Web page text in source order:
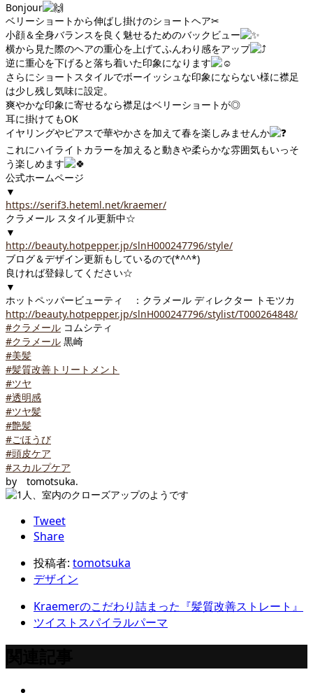
Bonjour
ベリーショートから伸ばし掛けのショートヘア✂︎
小顔＆全身バランスを良く魅せるためのバックビュー
横から見た際のヘアの重心を上げてふんわり感をアップ
逆に重心を下げると落ち着いた印象になります
さらにショートスタイルでボーイッシュな印象にならない様に襟足
は少し残し気味に設定。
爽やかな印象に寄せるなら襟足はベリーショートが◎
耳に掛けてもOK
イヤリングやピアスで華やかさを加えて春を楽しみませんか
これにハイライトカラーを加えると動きや柔らかな雰囲気もいっそ
う楽しめます
公式ホームページ
▼
https://serif3.heteml.net/kraemer/
クラメール スタイル更新中☆
▼
http://beauty.hotpepper.jp/slnH000247796/style/
ブログ＆デザイン更新もしているので(*^^*)
良ければ登録してください☆
▼
ホットペッパービューティ ：クラメール ディレクター トモツカ
http://beauty.hotpepper.jp/slnH000247796/stylist/T000264848/
#クラメール コムシティ
#クラメール 黒崎
#美髪
#髪質改善トリートメント
#ツヤ
#透明感
#ツヤ髪
#艶髪
#ごほうび
#頭皮ケア
#スカルプケア
by tomotsuka.
Tweet
Share
投稿者: tomotsuka
デザイン
Kraemerのこだわり詰まった『髪質改善ストレート』
ツイストスパイラルパーマ